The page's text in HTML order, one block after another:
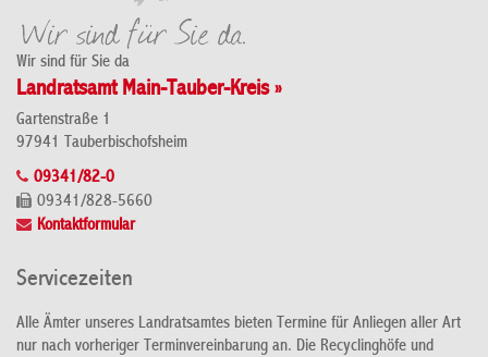
Wir sind für Sie da
Landratsamt Main-Tauber-Kreis »
Gartenstraße 1
97941 Tauberbischofsheim
09341/82-0
09341/828-5660
Kontaktformular
Servicezeiten
Alle Ämter unseres Landratsamtes bieten Termine für Anliegen aller Art
nur nach vorheriger Terminvereinbarung an. Die Recyclinghöfe und